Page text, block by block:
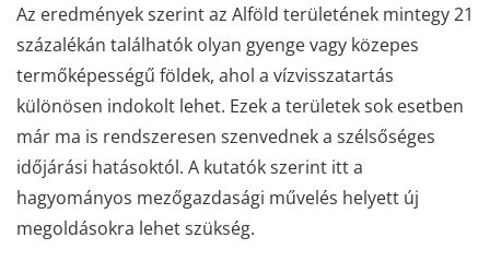
Az eredmények szerint az Alföld területének mintegy 21
százalékán találhatók olyan gyenge vagy közepes
termőképességű földek, ahol a vízvisszatartás
különösen indokolt lehet. Ezek a területek sok esetben
már ma is rendszeresen szenvednek a szélsőséges
időjárási hatásoktól. A kutatók szerint itt a
hagyományos mezőgazdasági művelés helyett új
megoldásokra lehet szükség.